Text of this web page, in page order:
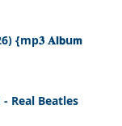
{mp𝟑 𝐀𝗹𝗯u𝗺
Real Beatles